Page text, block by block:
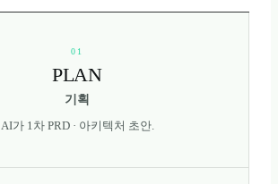
01
PLAN
기획
AI가 1차 PRD · 아키텍처 초안.